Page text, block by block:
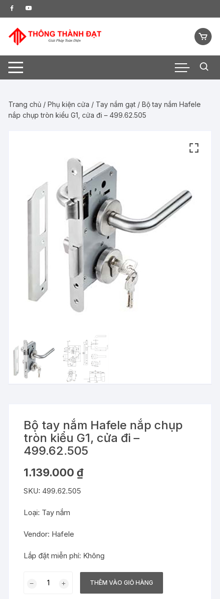
Chuyển
tới
dung
Trang chủ / Phụ kiện cửa / Tay nắm gạt / Bộ tay nắm Hafele
nắp chụp tròn kiểu G1, cửa đi – 499.62.505
Bộ tay nắm Hafele nắp chụp
tròn kiểu G1, cửa đi –
499.62.505
1.139.000 ₫
SKU: 499.62.505
Loại: Tay nắm
Vendor: Hafele
Lắp đặt miễn phí: Không
THÊM VÀO GIỎ HÀNG